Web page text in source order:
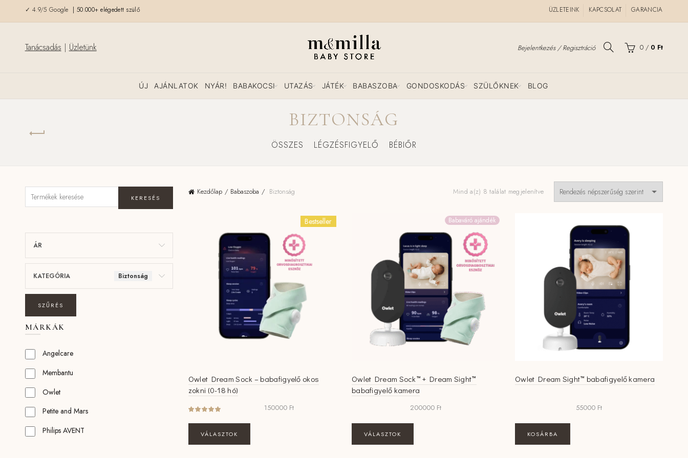
✓ 4.9/5 Google | 50.000+ elégedett szülő ÜZLETEINK KAPCSOLAT GARANCIA
Tanácsadás | Üzletünk Bejelentkezés / Regisztráció 0 / 0 Ft
ÚJ AJÁNLATOK NYÁR! BABAKOCSI UTAZÁS JÁTÉK BABASZOBA GONDOSKODÁS SZÜLŐKNEK BLOG
BIZTONSÁG
ÖSSZES LÉGZÉSFIGYELŐ BÉBIŐR
Kezdőlap Babaszoba Biztonság Mind a(z) 8 találat megjelenítveSorted
Bestseller
Owlet Dream Sock – babafigyelő okos
zokni (0-18 hó)
150000 Ft
VÁLASZTOK
a
Babaváró ajándék
Owlet Dream Sock™ + Dream Sight™
babafigyelő kamera
200000 Ft
VÁLASZTOK
a
Owlet Dream Sight™ babafigyelő kamera
55000 Ft
KOSÁRBA
KERESÉS
ÁR
KATEGÓRIA Biztonság
SZŰRÉS
MÁRKÁK
Angelcare
Membantu
Owlet
Petite and Mars
Philips AVENT